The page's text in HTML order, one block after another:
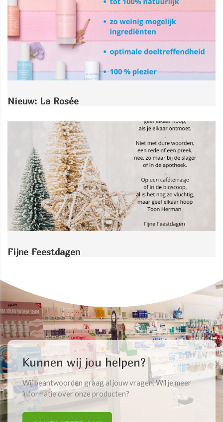
Nieuw: La Rosée
Fijne Feestdagen
Kunnen wij jou helpen?
Wij beantwoorden graag al jouw vragen. Wil je meer
informatie over onze producten?